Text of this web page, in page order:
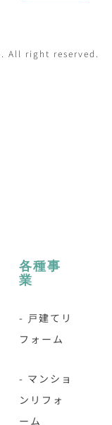
All right reserved.
各種事
業
- 戸建てリ
フォーム
- マンショ
ンリフォ
ーム